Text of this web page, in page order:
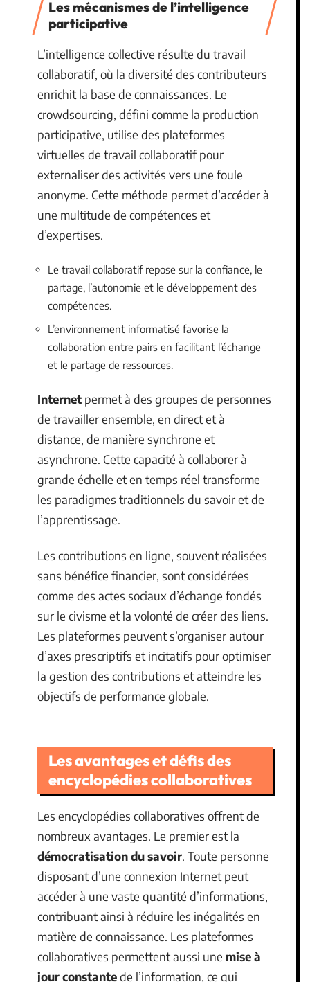
Les mécanismes de l’intelligence
participative
L’intelligence collective résulte du travail
collaboratif, où la diversité des contributeurs
enrichit la base de connaissances. Le
crowdsourcing, défini comme la production
participative, utilise des plateformes
virtuelles de travail collaboratif pour
externaliser des activités vers une foule
anonyme. Cette méthode permet d’accéder à
une multitude de compétences et
d’expertises.
Le travail collaboratif repose sur la confiance, le
partage, l’autonomie et le développement des
compétences.
L’environnement informatisé favorise la
collaboration entre pairs en facilitant l’échange
et le partage de ressources.
Internet permet à des groupes de personnes
de travailler ensemble, en direct et à
distance, de manière synchrone et
asynchrone. Cette capacité à collaborer à
grande échelle et en temps réel transforme
les paradigmes traditionnels du savoir et de
l’apprentissage.
Les contributions en ligne, souvent réalisées
sans bénéfice financier, sont considérées
comme des actes sociaux d’échange fondés
sur le civisme et la volonté de créer des liens.
Les plateformes peuvent s’organiser autour
d’axes prescriptifs et incitatifs pour optimiser
la gestion des contributions et atteindre les
objectifs de performance globale.
Les avantages et défis des
encyclopédies collaboratives
Les encyclopédies collaboratives offrent de
nombreux avantages. Le premier est la
démocratisation du savoir. Toute personne
disposant d’une connexion Internet peut
accéder à une vaste quantité d’informations,
contribuant ainsi à réduire les inégalités en
matière de connaissance. Les plateformes
collaboratives permettent aussi une mise à
jour constantede l’information, ce qui